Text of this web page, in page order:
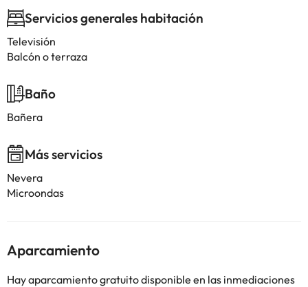
Servicios generales habitación
Televisión
Balcón o terraza
Baño
Bañera
Más servicios
Nevera
Microondas
Aparcamiento
Hay aparcamiento gratuito disponible en las inmediaciones